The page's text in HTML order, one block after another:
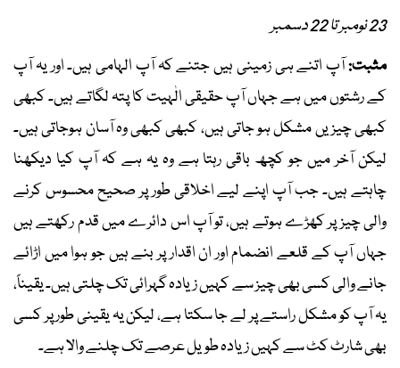
23 نومبر تا 22 دسمبر
مثبت:آپ اتنے ہی زمینی ہیں جتنے کہ آپ الہامی ہیں۔ اور یہ آپ
کے رشتوں میں ہے جہاں آپ حقیقی الٰہیت کا پتہ لگاتے ہیں۔ کبھی
کبھی چیزیں مشکل ہو جاتی ہیں، کبھی کبھی وہ آسان ہوجاتی ہیں۔
لیکن آخر میں جو کچھ باقی رہتا ہے وہ یہ ہے کہ آپ کیا دیکھنا
چاہتے ہیں۔ جب آپ اپنے لیے اخلاقی طور پر صحیح محسوس کرنے
والی چیز پر کھڑے ہوتے ہیں، تو آپ اس دائرے میں قدم رکھتے ہیں
جہاں آپ کے قلعے انضمام اور ان اقدار پر بنے ہیں جو ہوا میں اڑائے
جانے والی کسی بھی چیز سے کہیں زیادہ گہرائی تک چلتی ہیں۔ یقیناً،
یہ آپ کو مشکل راستے پر لے جا سکتا ہے، لیکن یہ یقینی طور پر کسی
بھی شارٹ کٹ سے کہیں زیادہ طویل عرصے تک چلنے والا ہے۔